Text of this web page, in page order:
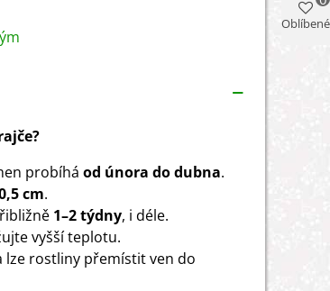
probíhá od února do dubna.
cm.
1–2 týdny, i déle.
vyšší teplotu.
lze rostliny přemístit ven do
Oblíbené